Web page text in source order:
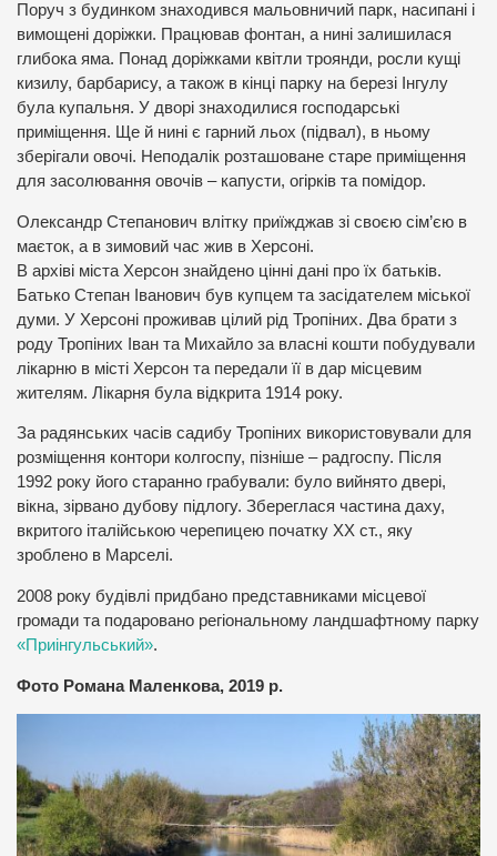
Поруч з будинком знаходився мальовничий парк, насипані і
вимощені доріжки. Працював фонтан, а нині залишилася
глибока яма. Понад доріжками квітли троянди, росли кущі
кизилу, барбарису, а також в кінці парку на березі Інгулу
була купальня. У дворі знаходилися господарські
приміщення. Ще й нині є гарний льох (підвал), в ньому
зберігали овочі. Неподалік розташоване старе приміщення
для засолювання овочів – капусти, огірків та помідор.
Олександр Степанович влітку приїжджав зі своєю сім’єю в
маєток, а в зимовий час жив в Херсоні.
В архіві міста Херсон знайдено цінні дані про їх батьків.
Батько Степан Іванович був купцем та засідателем міської
думи. У Херсоні проживав цілий рід Тропіних. Два брати з
роду Тропіних Іван та Михайло за власні кошти побудували
лікарню в місті Херсон та передали її в дар місцевим
жителям. Лікарня була відкрита 1914 року.
За радянських часів садибу Тропіних використовували для
розміщення контори колгоспу, пізніше – радгоспу. Після
1992 року його старанно грабували: було вийнято двері,
вікна, зірвано дубову підлогу. Збереглася частина даху,
вкритого італійською черепицею початку ХХ ст., яку
зроблено в Марселі.
2008 року будівлі придбано представниками місцевої
громади та подаровано регіональному ландшафтному парку
«Приінгульський».
Фото Романа Маленкова, 2019 р.